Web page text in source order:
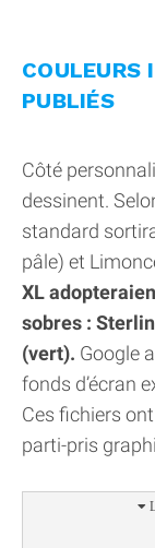
COULEURS
PUBLIÉS
Côté
dessinent.
standard
pâle) et
XL
sobres :
(vert). Google
fonds d’écran
Ces fichiers
parti-pris